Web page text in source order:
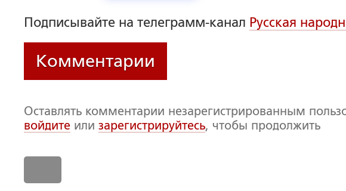
Подписывайте на телеграмм-канал Русская
Комментарии
Оставлять комментарии незарегистрированным
войдите или зарегистрируйтесь, чтобы продолжить